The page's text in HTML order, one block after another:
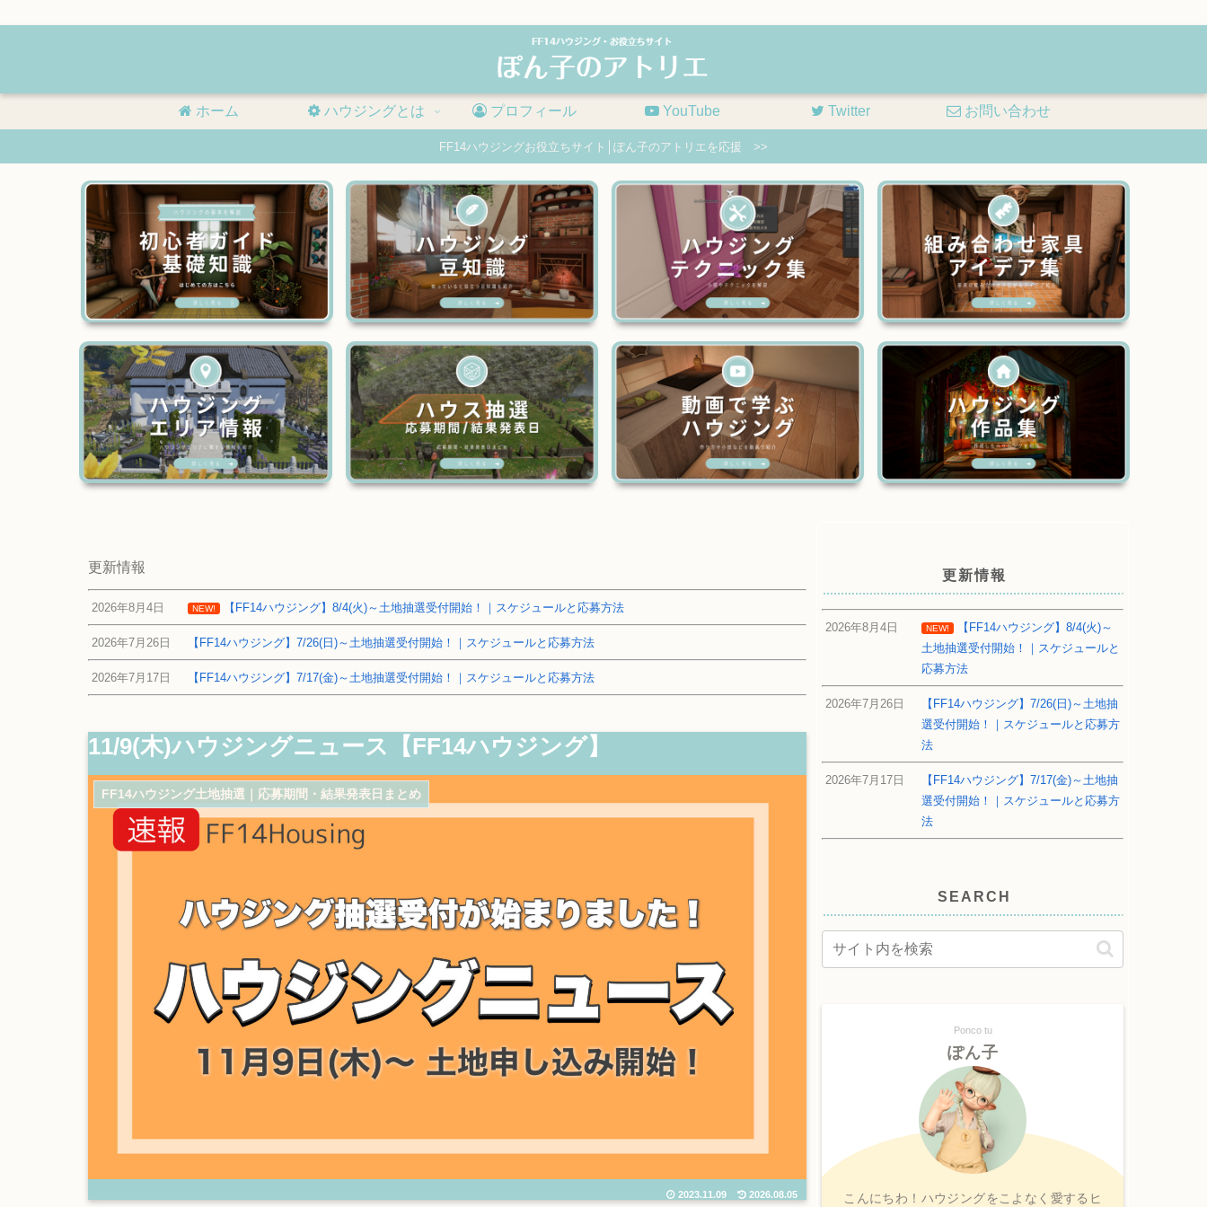
ホーム ハウジングとは プロフィール YouTube Twitter お問い合わせ
FF14ハウジングお役立ちサイト│ぽん子のアトリエを応援 >>
更新情報
2026年8月4日 NEW! 【FF14ハウジング】8/4(火)～土地抽選受付開始！｜スケジュールと応募方法
2026年7月26日 【FF14ハウジング】7/26(日)～土地抽選受付開始！｜スケジュールと応募方法
2026年7月17日 【FF14ハウジング】7/17(金)～土地抽選受付開始！｜スケジュールと応募方法
11/9(木)ハウジングニュース【FF14ハウジング】
FF14ハウジング土地抽選｜応募期間・結果発表日まとめ
2023.11.09 2026.08.05
更新情報
2026年8月4日 NEW!
【FF14ハウジング】8/4(火)～
土地抽選受付開始！｜スケジュールと
応募方法
2026年7月26日
【FF14ハウジング】7/26(日)～土地抽
選受付開始！｜スケジュールと応募方
法
2026年7月17日
【FF14ハウジング】7/17(金)～土地抽
選受付開始！｜スケジュールと応募方
法
SEARCH
Ponco tu
ぽん子
こんにちわ！ハウジングをこよなく愛するヒ